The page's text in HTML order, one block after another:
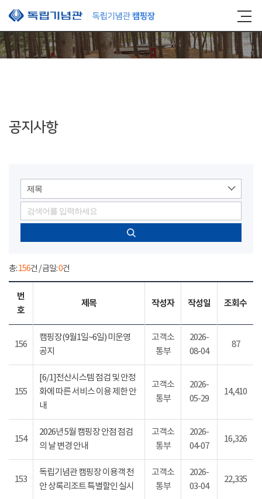
본문 바로가기
공지사항
제목
총:156건 / 금일:0건
번
호
제목 작성자 작성일 조회수
156
캠핑장(9월1일~6일) 미운영
공지
고객소
통부
2026-
08-04
87
155
[6/1]전산시스템 점검 및 안정
화에 따른 서비스 이용 제한 안
내
고객소
통부
2026-
05-29
14,410
154
2026년 5월 캠핑장 안점 점검
의 날 변경 안내
고객소
통부
2026-
04-07
16,326
153
독립기념관 캠핑장 이용객 천
안 상록리조트 특별할인 실시
고객소
통부
2026-
03-04
22,335